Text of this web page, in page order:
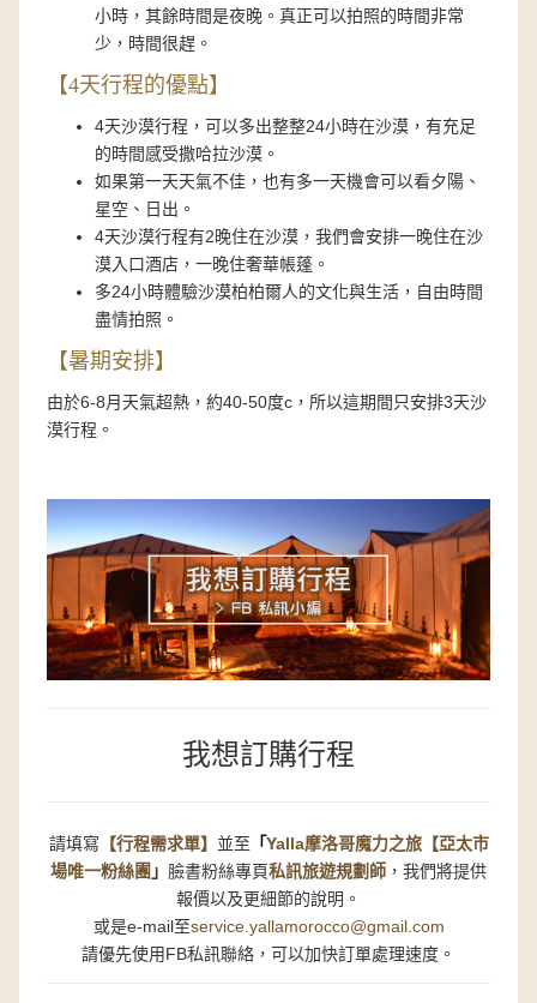
小時，其餘時間是夜晚。真正可以拍照的時間非常
少，時間很趕。
【4天行程的優點】
4天沙漠行程，可以多出整整24小時在沙漠，有充足
的時間感受撒哈拉沙漠。
如果第一天天氣不佳，也有多一天機會可以看夕陽、
星空、日出。
4天沙漠行程有2晚住在沙漠，我們會安排一晚住在沙
漠入口酒店，一晚住奢華帳蓬。
多24小時體驗沙漠柏柏爾人的文化與生活，自由時間
盡情拍照。
【暑期安排】
由於6-8月天氣超熱，約40-50度c，所以這期間只安排3天沙
漠行程。
我想訂購行程
請填寫 【行程需求單】 並至 「Yalla摩洛哥魔力之旅【亞太市
場唯一粉絲團 」 臉書粉絲專頁私訊旅遊規劃師 ，我們將提供
報價以及更細節的說明。
或是e-mail至service.yallamorocco@gmail.com
請優先使用FB私訊聯絡，可以加快訂單處理速度。